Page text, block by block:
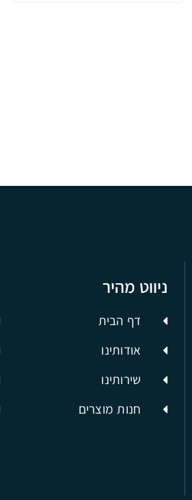
ניווט מהיר
דף הבית
אודותינו
שירותינו
חנות מוצרים